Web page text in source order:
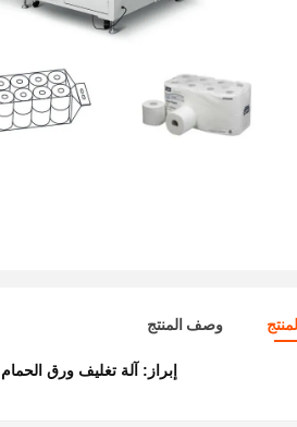
وصف المنتج
إبراز: آلة تغليف ورق الحمام بقدرة 3 كيلوواط,آلة تغليف ورق الحمام 380 فولت,آلة تغليف